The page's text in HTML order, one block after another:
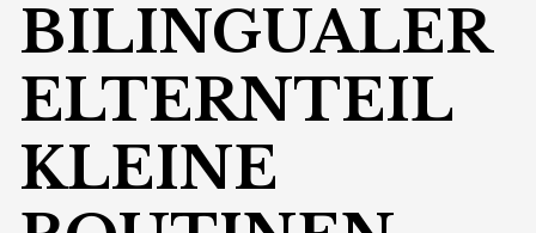
BILINGUALER
ELTERNTEIL
KLEINE